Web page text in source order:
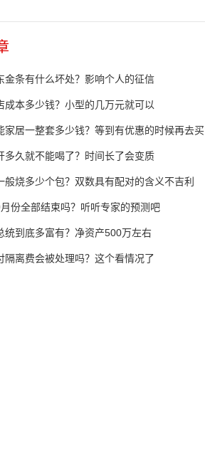
金条有什么坏处？影响个人的征信
成本多少钱？小型的几万元就可以
家居一整套多少钱？等到有优惠的时候再去买
多久就不能喝了？时间长了会变质
般烧多少个包？双数具有配对的含义不吉利
份全部结束吗？听听专家的预测吧
统到底多富有？净资产500万左右
隔离费会被处理吗？这个看情况了